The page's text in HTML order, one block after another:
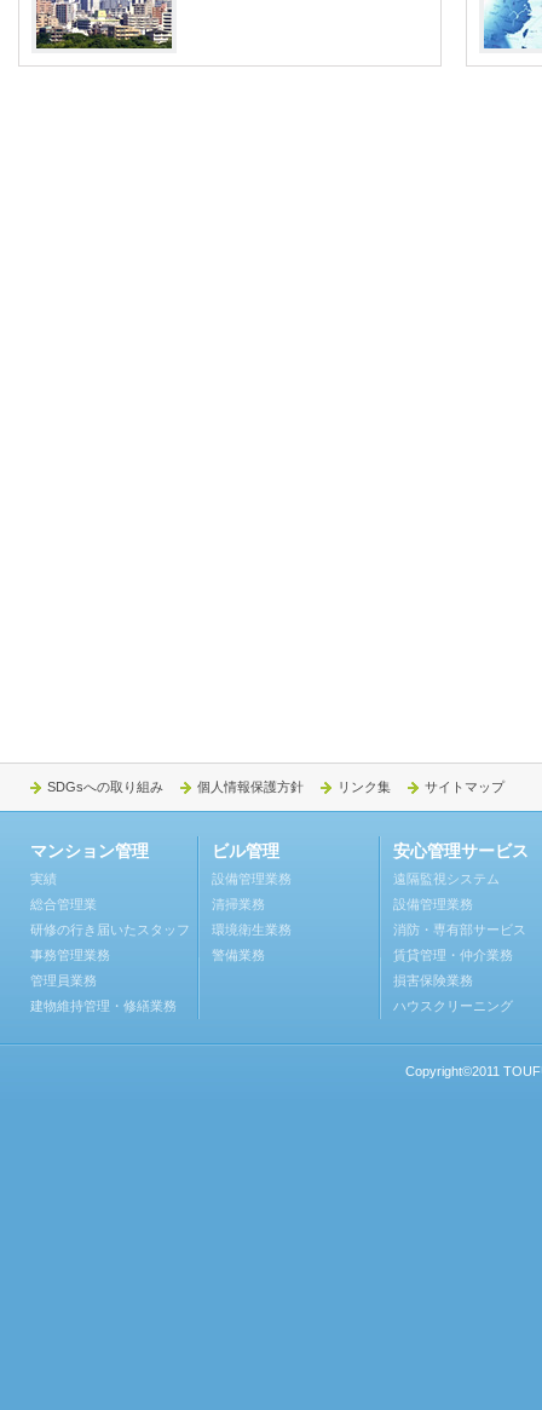
SDGsへの取り組み 個人情報保護方針 リンク集 サイトマップ
マンション管理
実績
総合管理業
研修の行き届いたスタッフ
事務管理業務
管理員業務
建物維持管理・修繕業務
ビル管理
設備管理業務
清掃業務
環境衛生業務
警備業務
安心管理サービス
遠隔監視システム
設備管理業務
消防・専有部サービス
賃貸管理・仲介業務
損害保険業務
ハウスクリーニング
Copyright©2011